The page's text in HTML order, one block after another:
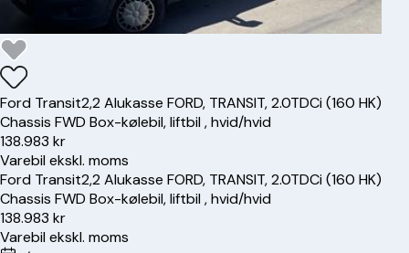
Ford Transit2,2 Alukasse FORD, TRANSIT, 2.0TDCi (160 HK)
Chassis FWD Box-kølebil, liftbil , hvid/hvid
138.983 kr
Varebil ekskl. moms
Ford Transit2,2 Alukasse FORD, TRANSIT, 2.0TDCi (160 HK)
Chassis FWD Box-kølebil, liftbil , hvid/hvid
138.983 kr
Varebil ekskl. moms